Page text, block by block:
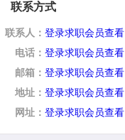
联系方式
联系人： 登录求职会员查看
电话： 登录求职会员查看
邮箱： 登录求职会员查看
地址： 登录求职会员查看
网址： 登录求职会员查看